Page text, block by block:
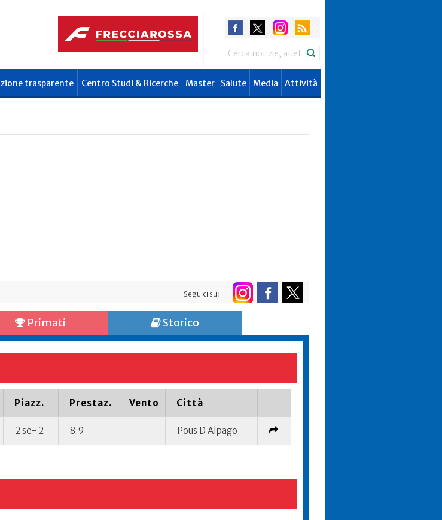
Search
trasparente Centro Studi & Ricerche Master Salute Media Attività
Seguici su:
Primati Storico
Piazz. Prestaz. Vento Città
2 se- 2 8.9 Pous D Alpago